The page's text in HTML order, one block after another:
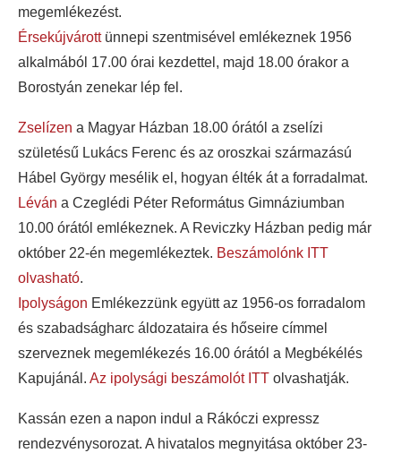
megemlékezést.
Érsekújvárottünnepi szentmisével emlékeznek 1956
alkalmából 17.00 órai kezdettel, majd 18.00 órakor a
Borostyán zenekar lép fel.
Zselízen a Magyar Házban 18.00 órától a zselízi
születésű Lukács Ferenc és az oroszkai származású
Hábel György mesélik el, hogyan élték át a forradalmat.
Léván a Czeglédi Péter Református Gimnáziumban
10.00 órától emlékeznek. A Reviczky Házban pedig már
október 22-én megemlékeztek. Beszámolónk ITT
olvasható.
Ipolyságon Emlékezzünk együtt az 1956-os forradalom
és szabadságharc áldozataira és hőseire címmel
szerveznek megemlékezés 16.00 órától a Megbékélés
Kapujánál. Az ipolysági beszámolót ITT olvashatják.
Kassán ezen a napon indul a Rákóczi expressz
rendezvénysorozat. A hivatalos megnyitása október 23-